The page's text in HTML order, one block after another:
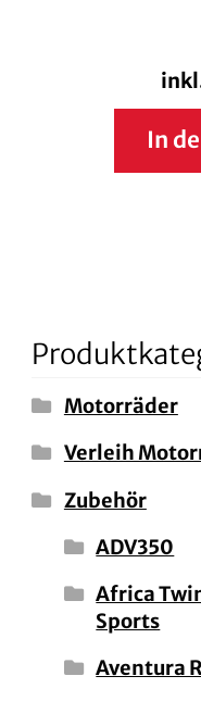
In
Motorräder
Verleih
Zubehör
ADV350
Africa
Sports
Aventura